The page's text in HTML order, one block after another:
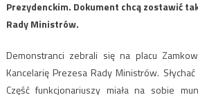
Prezydenckim. Dokument chcą zostawić
Rady Ministrów.
Demonstranci zebrali się na placu
Kancelarię Prezesa Rady Ministrów.
Część funkcjonariuszy miała na sobie